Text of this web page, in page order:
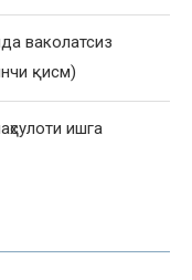
ваколатсиз
қисм)
ишга